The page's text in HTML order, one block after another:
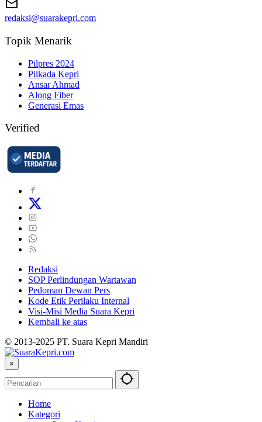
redaksi@suarakepri.com
Topik Menarik
Pilpres 2024
Pilkada Kepri
Ansar Ahmad
Along Fiber
Generasi Emas
Verified
Redaksi
SOP Perlindungan Wartawan
Pedoman Dewan Pers
Kode Etik Perilaku Internal
Visi-Misi Media Suara Kepri
Kembali ke atas
© 2013-2025 PT. Suara Kepri Mandiri
×
Home
Kategori